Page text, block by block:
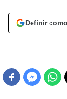
Definir